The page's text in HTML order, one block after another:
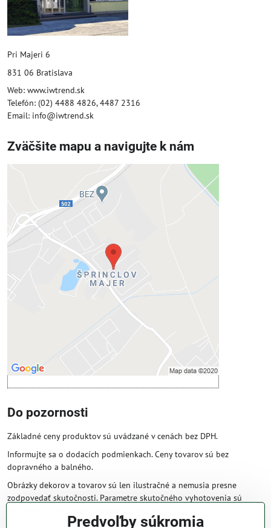
Pri Majeri 6
831 06 Bratislava
Web: www.iwtrend.sk
Telefón: (02) 4488 4826, 4487 2316
Email: info@iwtrend.sk
Zväčšite mapu a navigujte k nám
Externý obsah je blokovaný
Prajete si načítať externý obsah?
Povoliť tentokrát
Povoliť a zapamätať - súhlas s druhom
cookie: Funkčné
Otvoriť obsah v novom okne
Do pozornosti
Základné ceny produktov sú uvádzané v cenách bez DPH.
Informujte sa o dodacích podmienkach. Ceny tovarov sú bez
dopravného a balného.
Obrázky dekorov a tovarov sú len ilustračné a nemusia presne
zodpovedať skutočnosti. Parametre skutočného vyhotovenia sú
Predvoľby súkromia